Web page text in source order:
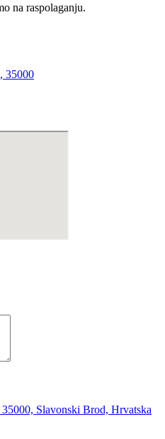
na raspolaganju.
35000
Slavonski Brod, Hrvatska